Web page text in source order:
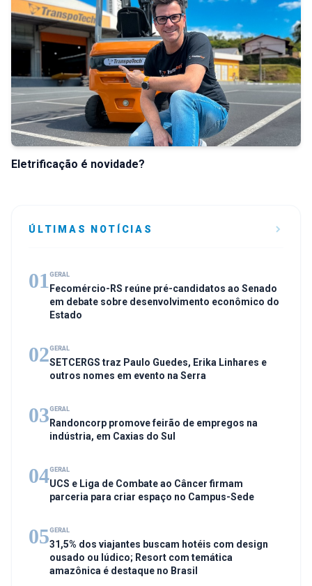
Eletrificação é novidade?
ÚLTIMAS NOTÍCIAS
01 GERAL
Fecomércio-RS reúne pré-candidatos ao Senado
em debate sobre desenvolvimento econômico do
Estado
02GERAL
SETCERGS traz Paulo Guedes, Erika Linhares e
outros nomes em evento na Serra
03GERAL
Randoncorp promove feirão de empregos na
indústria, em Caxias do Sul
04GERAL
UCS e Liga de Combate ao Câncer firmam
parceria para criar espaço no Campus-Sede
05GERAL
31,5% dos viajantes buscam hotéis com design
ousado ou lúdico; Resort com temática
amazônica é destaque no Brasil